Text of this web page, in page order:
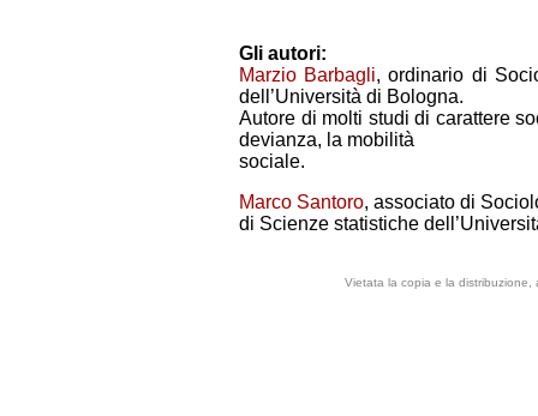
Gli autori:
Marzio Barbagli, ordinario di
dell’Università di Bologna.
Autore di molti studi di carattere
devianza, la mobilità
sociale.
Marco Santoro, associato di
di Scienze statistiche
Vietata la copia e la distribuzione,